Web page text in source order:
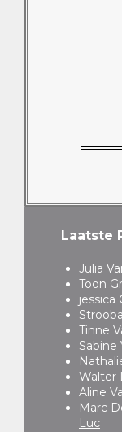
Laatste
Julia
Toon
jessica
Tinne
Sabine
Walter
Aline
Marc
Luc